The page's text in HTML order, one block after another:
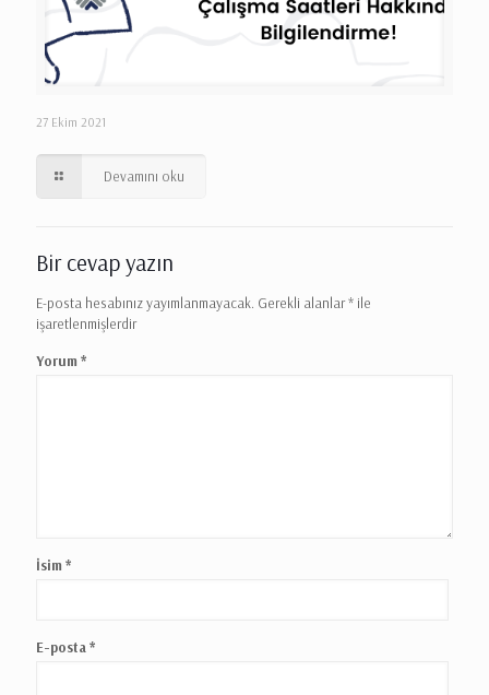
27 Ekim 2021
Devamını oku
Bir cevap yazın
E-posta hesabınız yayımlanmayacak. Gerekli alanlar* ile
işaretlenmişlerdir
Yorum *
İsim *
E-posta *